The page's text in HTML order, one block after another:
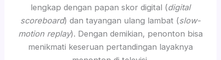
lengkap dengan papan skor digital (digital
scoreboard) dan tayangan ulang lambat (slow-
motion replay). Dengan demikian, penonton bisa
menikmati keseruan pertandingan layaknya